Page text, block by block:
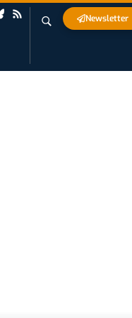
Newsletter